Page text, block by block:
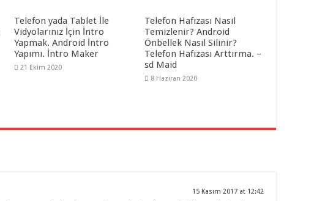
Telefon yada Tablet İle
Vidyolarınız İçin İntro
Yapmak. Android İntro
Yapımı. İntro Maker
21 Ekim 2020
Telefon Hafızası Nasıl
Temizlenir? Android
Önbellek Nasıl Silinir?
Telefon Hafızası Arttırma. –
sd Maid
8 Haziran 2020
15 Kasım 2017 at 12:42